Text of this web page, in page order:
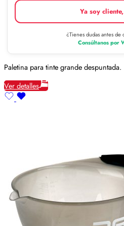
Ya soy
¿Tienes dudas antes de
Consúltanos por
Paletina para tinte grande despuntada.
Ver detalles